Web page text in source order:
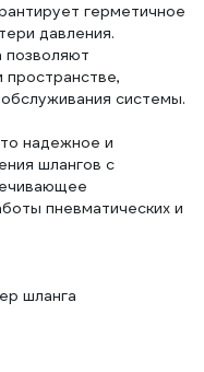
герметичное
давления.
позволяют
пространстве,
системы.
надежное и
шлангов с
пневматических и
шланга